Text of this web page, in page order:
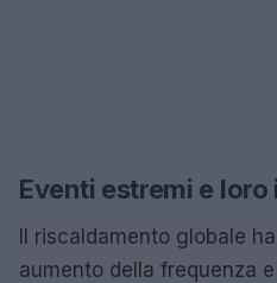
Eventi estremi e
Il riscaldamento globale
aumento della frequenza